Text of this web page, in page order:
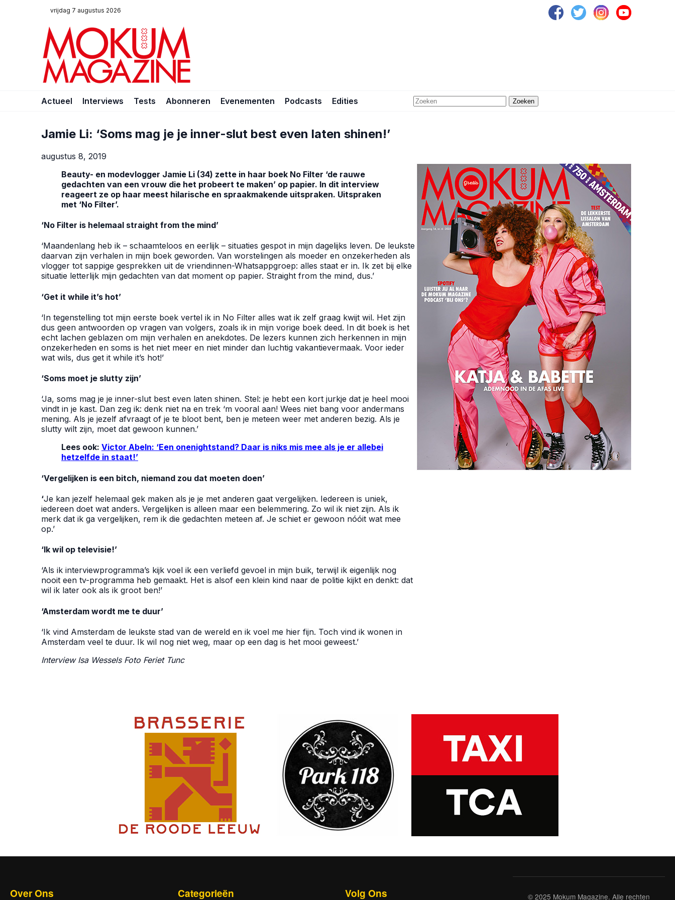
vrijdag 7 augustus 2026
Actueel Interviews Tests Abonneren Evenementen Podcasts Edities Zoeken
Jamie Li: ‘Soms mag je je inner-slut best even laten shinen!’
augustus 8, 2019
Beauty- en modevlogger Jamie Li (34) zette in haar boek No Filter ‘de rauwe
gedachten van een vrouw die het probeert te maken’ op papier. In dit interview
reageert ze op haar meest hilarische en spraakmakende uitspraken. Uitspraken
met ‘No Filter’.
‘No Filter is helemaal straight from the mind’
‘Maandenlang heb ik – schaamteloos en eerlijk – situaties gespot in mijn dagelijks leven. De leukste
daarvan zijn verhalen in mijn boek geworden. Van worstelingen als moeder en onzekerheden als
vlogger tot sappige gesprekken uit de vriendinnen-Whatsappgroep: alles staat er in. Ik zet bij elke
situatie letterlijk mijn gedachten van dat moment op papier. Straight from the mind, dus.’
‘Get it while it’s hot’
‘In tegenstelling tot mijn eerste boek vertel ik in No Filter alles wat ik zelf graag kwijt wil. Het zijn
dus geen antwoorden op vragen van volgers, zoals ik in mijn vorige boek deed. In dit boek is het
echt lachen geblazen om mijn verhalen en anekdotes. De lezers kunnen zich herkennen in mijn
onzekerheden en soms is het niet meer en niet minder dan luchtig vakantievermaak. Voor ieder
wat wils, dus get it while it’s hot!’
‘Soms moet je slutty zijn’
‘Ja, soms mag je je inner-slut best even laten shinen. Stel: je hebt een kort jurkje dat je heel mooi
vindt in je kast. Dan zeg ik: denk niet na en trek ‘m vooral aan! Wees niet bang voor andermans
mening. Als je jezelf afvraagt of je te bloot bent, ben je meteen weer met anderen bezig. Als je
slutty wilt zijn, moet dat gewoon kunnen.’
Lees ook: Victor Abeln: ‘Een onenightstand? Daar is niks mis mee als je er allebei
hetzelfde in staat!’
‘Vergelijken is een bitch, niemand zou dat moeten doen’
‘Je kan jezelf helemaal gek maken als je je met anderen gaat vergelijken. Iedereen is uniek,
iedereen doet wat anders. Vergelijken is alleen maar een belemmering. Zo wil ik niet zijn. Als ik
merk dat ik ga vergelijken, rem ik die gedachten meteen af. Je schiet er gewoon nóóit wat mee
op.’
‘Ik wil op televisie!’
‘Als ik interviewprogramma’s kijk voel ik een verliefd gevoel in mijn buik, terwijl ik eigenlijk nog
nooit een tv-programma heb gemaakt. Het is alsof een klein kind naar de politie kijkt en denkt: dat
wil ik later ook als ik groot ben!’
‘Amsterdam wordt me te duur’
‘Ik vind Amsterdam de leukste stad van de wereld en ik voel me hier fijn. Toch vind ik wonen in
Amsterdam veel te duur. Ik wil nog niet weg, maar op een dag is het mooi geweest.’
Interview Isa Wessels Foto Feriet Tunc
Over Ons Categorieën Volg Ons © 2025 Mokum Magazine. Alle rechten